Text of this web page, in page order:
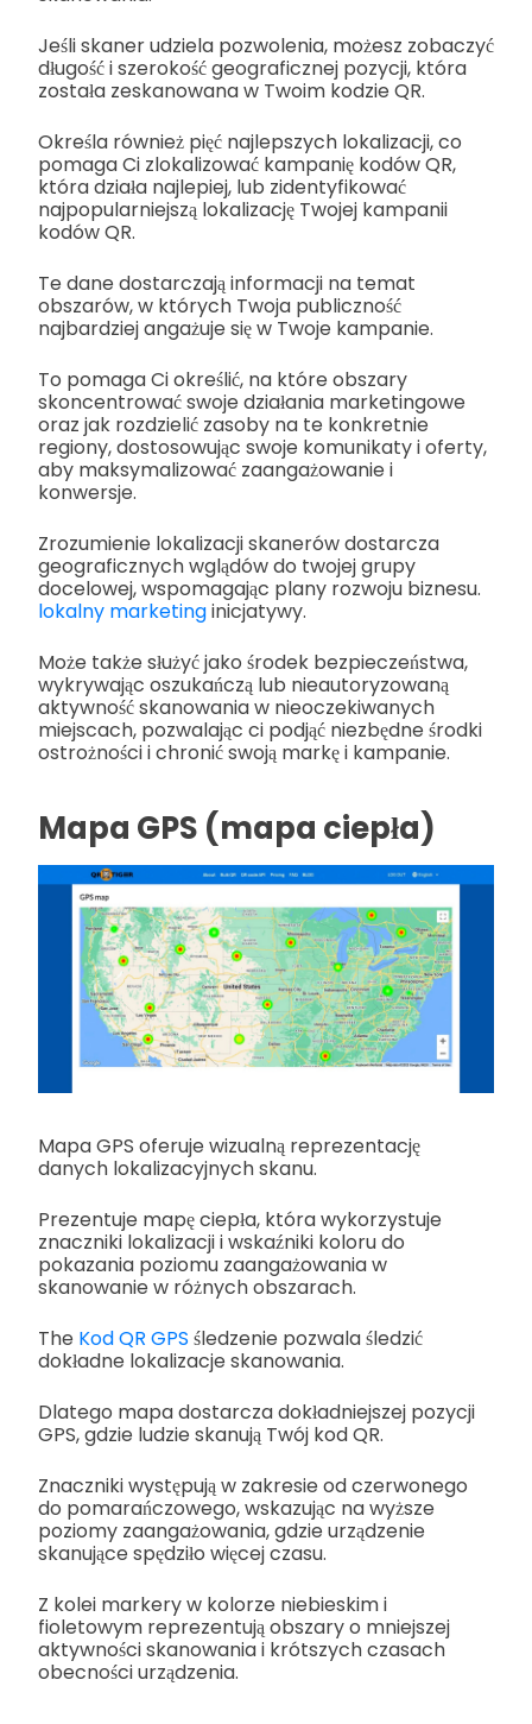
Jeśli skaner udziela pozwolenia, możesz zobaczyć
długość i szerokość geograficznej pozycji, która
została zeskanowana w Twoim kodzie QR.
Określa również pięć najlepszych lokalizacji, co
pomaga Ci zlokalizować kampanię kodów QR,
która działa najlepiej, lub zidentyfikować
najpopularniejszą lokalizację Twojej kampanii
kodów QR.
Te dane dostarczają informacji na temat
obszarów, w których Twoja publiczność
najbardziej angażuje się w Twoje kampanie.
To pomaga Ci określić, na które obszary
skoncentrować swoje działania marketingowe
oraz jak rozdzielić zasoby na te konkretnie
regiony, dostosowując swoje komunikaty i oferty,
aby maksymalizować zaangażowanie i
konwersje.
Zrozumienie lokalizacji skanerów dostarcza
geograficznych wglądów do twojej grupy
docelowej, wspomagając plany rozwoju biznesu.
lokalny marketinginicjatywy.
Może także służyć jako środek bezpieczeństwa,
wykrywając oszukańczą lub nieautoryzowaną
aktywność skanowania w nieoczekiwanych
miejscach, pozwalając ci podjąć niezbędne środki
ostrożności i chronić swoją markę i kampanie.
Mapa GPS (mapa ciepła)
Mapa GPS oferuje wizualną reprezentację
danych lokalizacyjnych skanu.
Prezentuje mapę ciepła, która wykorzystuje
znaczniki lokalizacji i wskaźniki koloru do
pokazania poziomu zaangażowania w
skanowanie w różnych obszarach.
The Kod QR GPS śledzenie pozwala śledzić
dokładne lokalizacje skanowania.
Dlatego mapa dostarcza dokładniejszej pozycji
GPS, gdzie ludzie skanują Twój kod QR.
Znaczniki występują w zakresie od czerwonego
do pomarańczowego, wskazując na wyższe
poziomy zaangażowania, gdzie urządzenie
skanujące spędziło więcej czasu.
Z kolei markery w kolorze niebieskim i
fioletowym reprezentują obszary o mniejszej
aktywności skanowania i krótszych czasach
obecności urządzenia.